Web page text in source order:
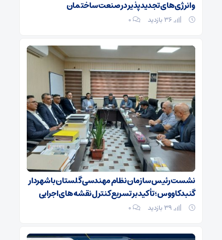
و انرژی‌های تجدیدپذیر در صنعت ساختمان
۰
نشست رئیس سازمان نظام مهندسی گلستان با شهردار
گنبدکاووس؛ تأکید بر تسریع کنترل نقشه‌های اجرایی
۰